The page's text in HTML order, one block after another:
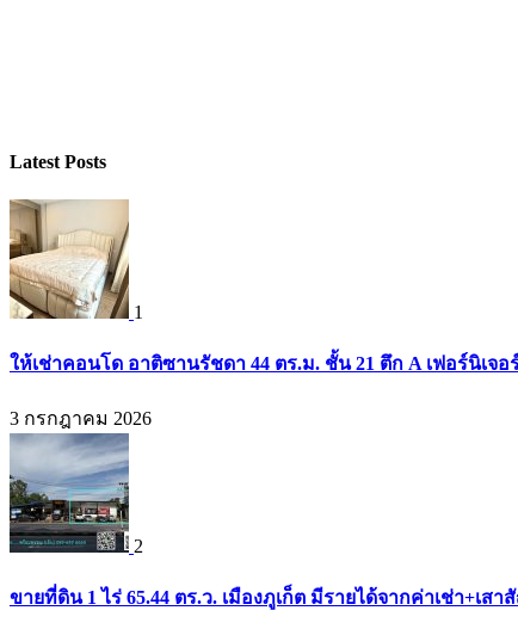
Latest Posts
1
ให้เช่าคอนโด อาติซานรัชดา 44 ตร.ม. ชั้น 21 ตึก A เฟอร์นิเจอ
3 กรกฎาคม 2026
2
ขายที่ดิน 1 ไร่ 65.44 ตร.ว. เมืองภูเก็ต มีรายได้จากค่าเช่า+เส